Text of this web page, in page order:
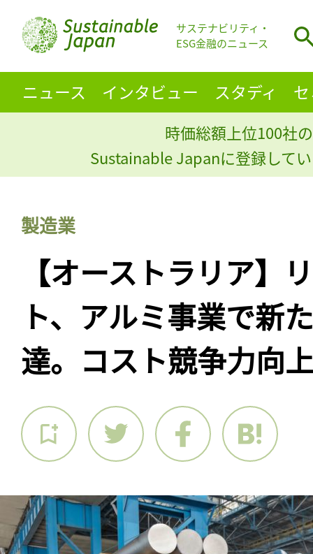
サステナビリティ・
ESG金融のニュース
ニュース インタビュー スタディ
時価総額上位100社
Sustainable Japanに登録して
製造業
【オーストラリア】
ト、アルミ事業で新
達。コスト競争力向